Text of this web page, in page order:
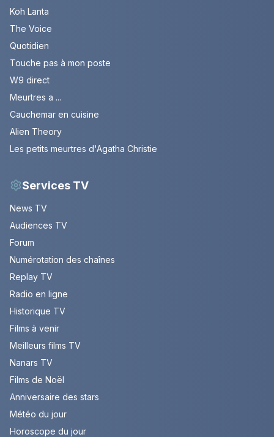
Koh Lanta
The Voice
Quotidien
Touche pas à mon poste
W9 direct
Meurtres a ...
Cauchemar en cuisine
Alien Theory
Les petits meurtres d'Agatha Christie
Services TV
News TV
Audiences TV
Forum
Numérotation des chaînes
Replay TV
Radio en ligne
Historique TV
Films à venir
Meilleurs films TV
Nanars TV
Films de Noël
Anniversaire des stars
Météo du jour
Horoscope du jour